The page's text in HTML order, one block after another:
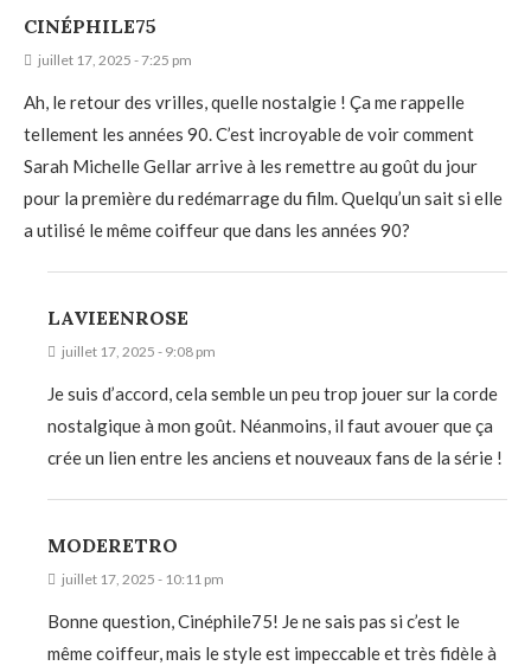
CINÉPHILE75
juillet 17, 2025 - 7:25 pm
Ah, le retour des vrilles, quelle nostalgie ! Ça me rappelle
tellement les années 90. C’est incroyable de voir comment
Sarah Michelle Gellar arrive à les remettre au goût du jour
pour la première du redémarrage du film. Quelqu’un sait si elle
a utilisé le même coiffeur que dans les années 90?
LAVIEENROSE
juillet 17, 2025 - 9:08 pm
Je suis d’accord, cela semble un peu trop jouer sur la corde
nostalgique à mon goût. Néanmoins, il faut avouer que ça
crée un lien entre les anciens et nouveaux fans de la série !
MODERETRO
juillet 17, 2025 - 10:11 pm
Bonne question, Cinéphile75! Je ne sais pas si c’est le
même coiffeur, mais le style est impeccable et très fidèle à